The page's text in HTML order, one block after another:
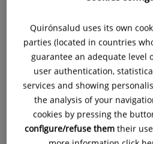
Esclerosis terapéuticas.
Escleroterapia de varices con
Quirónsalud uses its own
parties (located in countries
guarantee an adequate level
user authentication,
services and showing
the analysis of your
cookies by pressing the
configure/refuse them their